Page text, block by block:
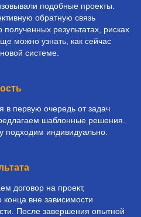
подобные проекты.
обратную связь
результатах, рисках
можно узнать, как сейчас
системе.
в первую очередь от задач
шаблонные решения.
подходим индивидуально.
договор на проект,
вне зависимости
После завершения опытной